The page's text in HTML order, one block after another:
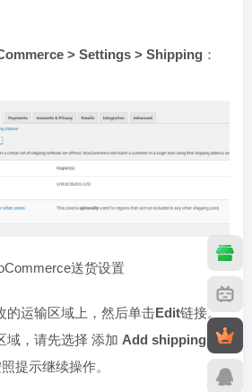
> Settings > Shipping ：
送货设置
的运输区域上，然后单击Edit链接。
域，请先选择 添加 Add shipping
提示继续操作。